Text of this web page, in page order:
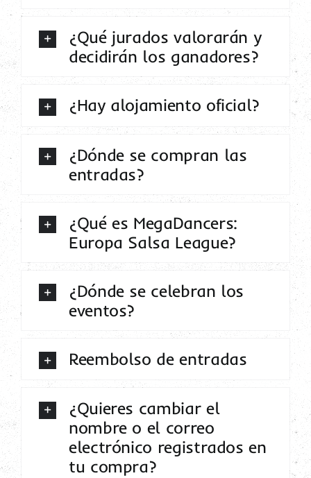
Contacto
¿Qué jurados valorarán y
decidirán los ganadores?
¿Hay alojamiento oficial?
¿Dónde se compran las
entradas?
¿Qué es MegaDancers:
Europa Salsa League?
¿Dónde se celebran los
eventos?
Reembolso de entradas
¿Quieres cambiar el
nombre o el correo
electrónico registrados en
tu compra?